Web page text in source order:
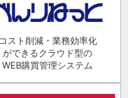
コスト削減・業務効率化
ができるクラウド型の
WEB購買管理システム